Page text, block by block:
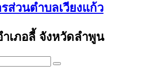
ส่วนตำบลเวียงแก้ว
เภอลี้ จังหวัดลำพูน